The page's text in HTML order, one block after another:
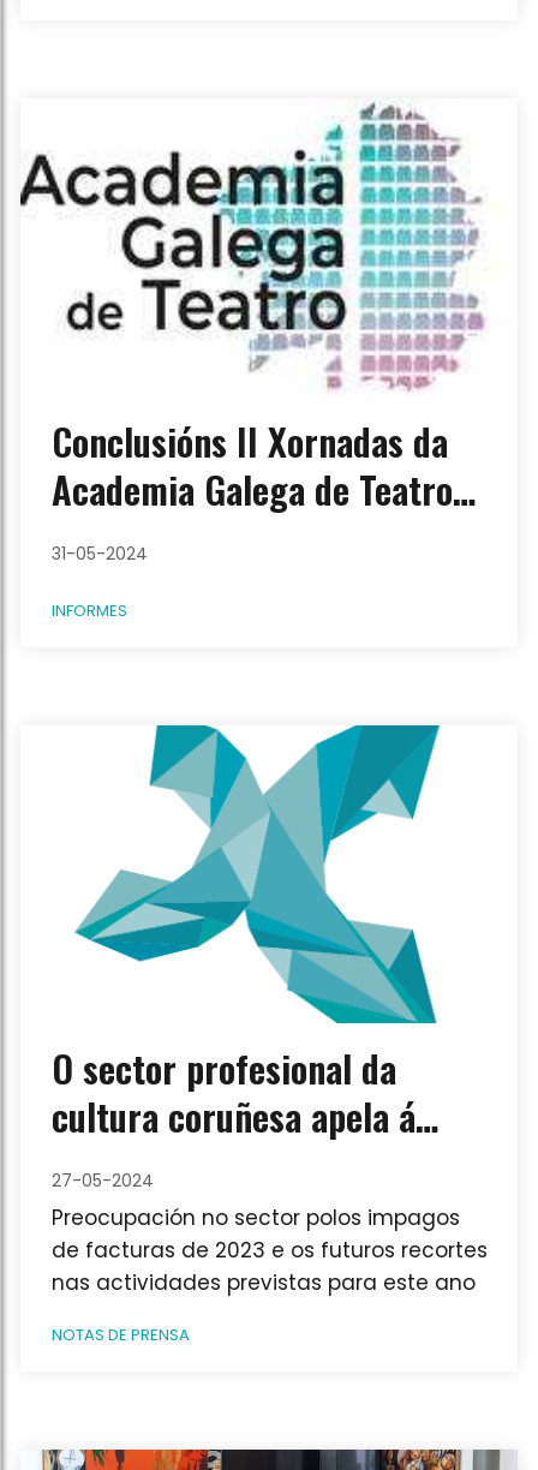
Conclusións II Xornadas da
Academia Galega de Teatro
no Pazo de Mariñán
31-05-2024
INFORMES
O sector profesional da
cultura coruñesa apela á
responsabilidade dos
representantes políticos
27-05-2024
Preocupación no sector polos impagos
de facturas de 2023 e os futuros recortes
nas actividades previstas para este ano
NOTAS DE PRENSA